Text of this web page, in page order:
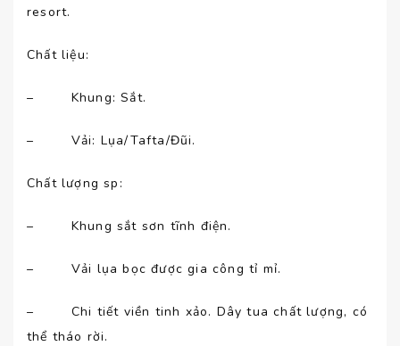
resort.
Chất liệu:
– Khung: Sắt.
– Vải: Lụa/Tafta/Đũi.
Chất lượng sp:
– Khung sắt sơn tĩnh điện.
– Vải lụa bọc được gia công tỉ mỉ.
– Chi tiết viền tinh xảo. Dây tua chất lượng, có
thể tháo rời.